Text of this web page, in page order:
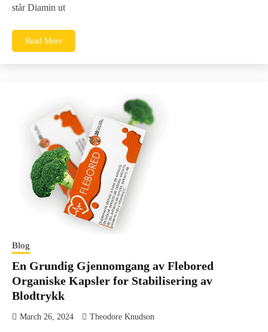
står Diamin ut
Read More
Blog
En Grundig Gjennomgang av Flebored
Organiske Kapsler for Stabilisering av
Blodtrykk
March 26, 2024 Theodore Knudson